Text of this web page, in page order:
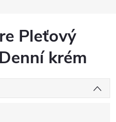
Pleťový
krém